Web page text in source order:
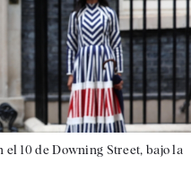
10 de Downing Street, bajo la